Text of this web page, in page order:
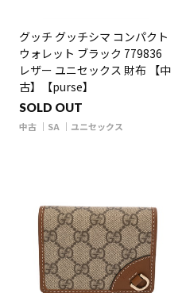
グッチ グッチシマ コンパクト
ウォレット ブラック 779836
レザー ユニセックス 財布 【中
古】【purse】
SOLD OUT
中古 SA ユニセックス